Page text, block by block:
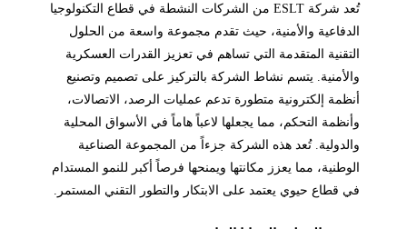
تُعد شركة ESLT من الشركات النشطة في قطاع التكنولوجيا
الدفاعية والأمنية، حيث تقدم مجموعة واسعة من الحلول
التقنية المتقدمة التي تساهم في تعزيز القدرات العسكرية
والأمنية. يتسم نشاط الشركة بالتركيز على تصميم وتصنيع
أنظمة إلكترونية متطورة تدعم عمليات الرصد، الاتصالات،
وأنظمة التحكم، مما يجعلها لاعباً هاماً في الأسواق المحلية
والدولية. تُعد هذه الشركة جزءاً من المجموعة الصناعية
الوطنية، مما يعزز مكانتها ويمنحها فرصاً أكبر للنمو المستدام
في قطاع حيوي يعتمد على الابتكار والتطور التقني المستمر.